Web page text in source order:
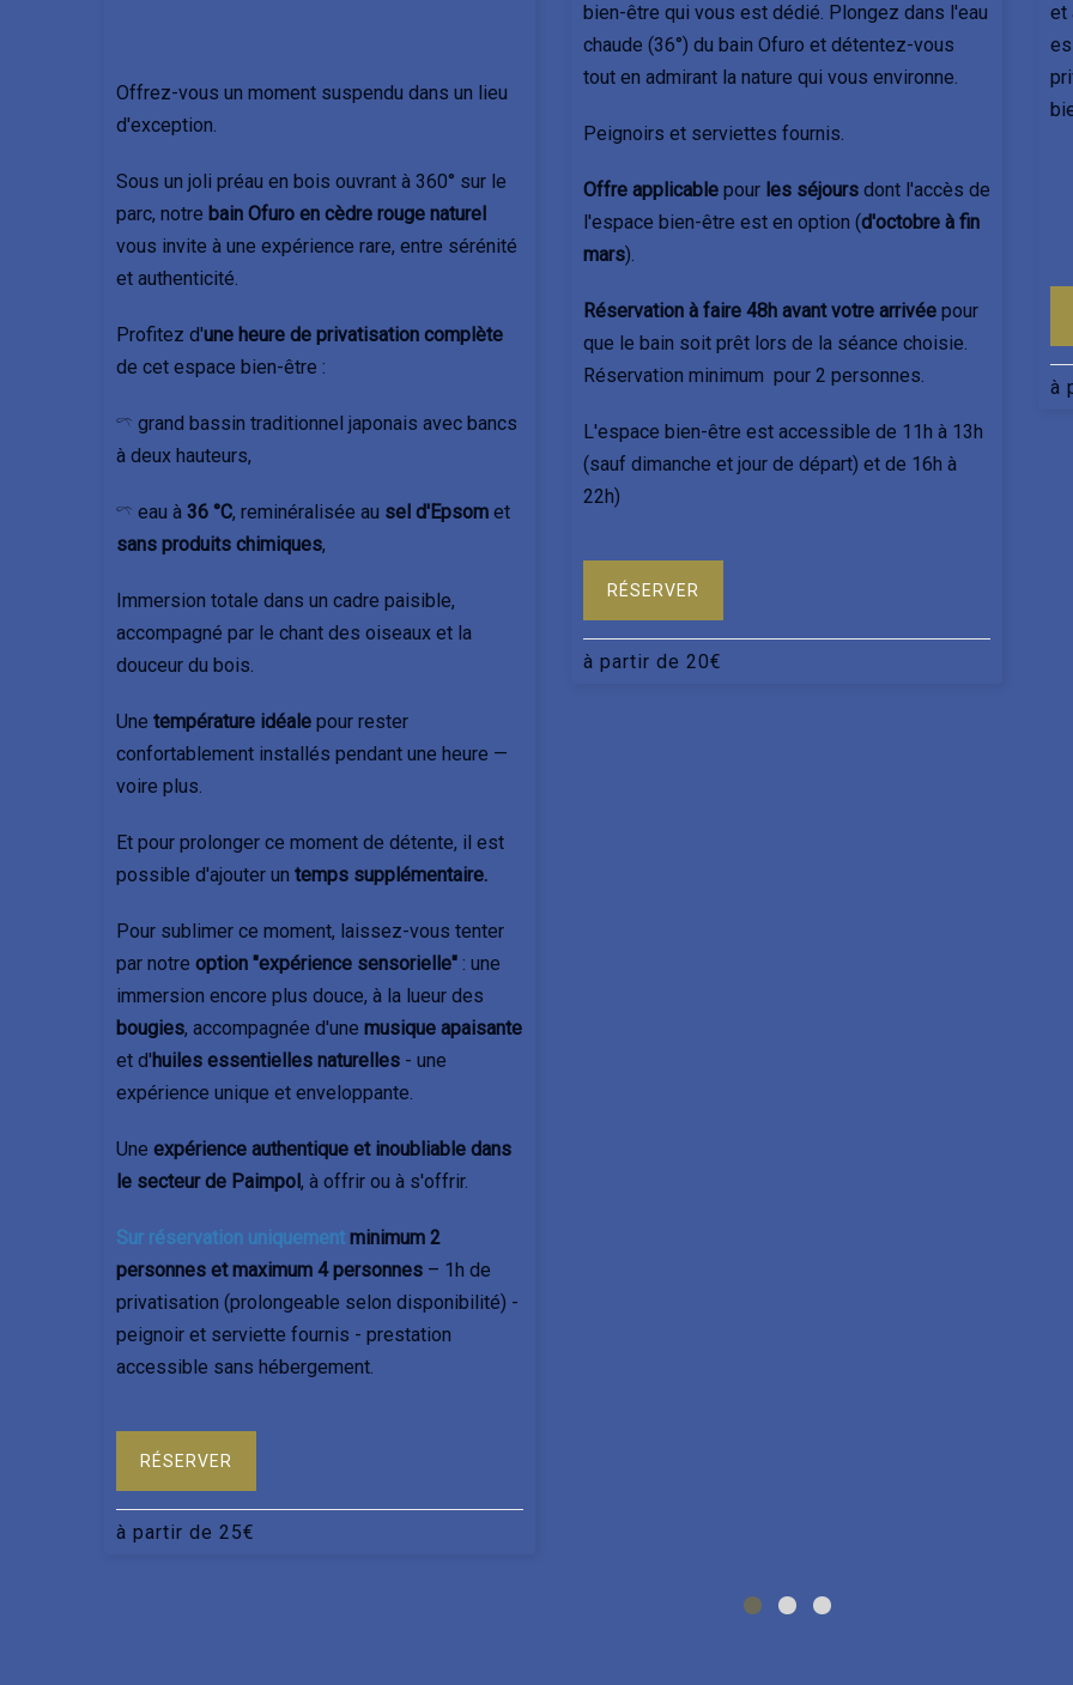
Offrez-vous un moment suspendu dans un lieu
d'exception.
Sous un joli préau en bois ouvrant à 360° sur le
parc, notre bain Ofuro en cèdre rouge naturel
vous invite à une expérience rare, entre sérénité
et authenticité.
Profitez d'une heure de privatisation complète
de cet espace bien-être :
𓍼 grand bassin traditionnel japonais avec bancs
à deux hauteurs,
𓍼 eau à 36 °C, reminéralisée au sel d'Epsom et
sans produits chimiques,
Immersion totale dans un cadre paisible,
accompagné par le chant des oiseaux et la
douceur du bois.
Une température idéale pour rester
confortablement installés pendant une heure —
voire plus.
Et pour prolonger ce moment de détente, il est
possible d'ajouter un temps supplémentaire.
Pour sublimer ce moment, laissez-vous tenter
par notre option "expérience sensorielle" : une
immersion encore plus douce, à la lueur des
bougies, accompagnée d'une musique apaisante
et d'huiles essentielles naturelles - une
expérience unique et enveloppante.
Une expérience authentique et inoubliable dans
le secteur de Paimpol, à offrir ou à s'offrir.
Sur réservation uniquement minimum 2
personnes et maximum 4 personnes – 1h de
privatisation (prolongeable selon disponibilité) -
peignoir et serviette fournis - prestation
accessible sans hébergement.
RÉSERVER
à partir de 25€
bien-être qui vous est dédié. Plongez dans l'eau
chaude (36°) du bain Ofuro et détentez-vous
tout en admirant la nature qui vous environne.
Peignoirs et serviettes fournis.
Offre applicable pour les séjours dont l'accès de
l'espace bien-être est en option (d'octobre à fin
mars).
Réservation à faire 48h avant votre arrivée pour
que le bain soit prêt lors de la séance choisie.
Réservation minimum pour 2 personnes.
L'espace bien-être est accessible de 11h à 13h
(sauf dimanche et jour de départ) et de 16h à
22h)
RÉSERVER
à partir de 20€
et
à